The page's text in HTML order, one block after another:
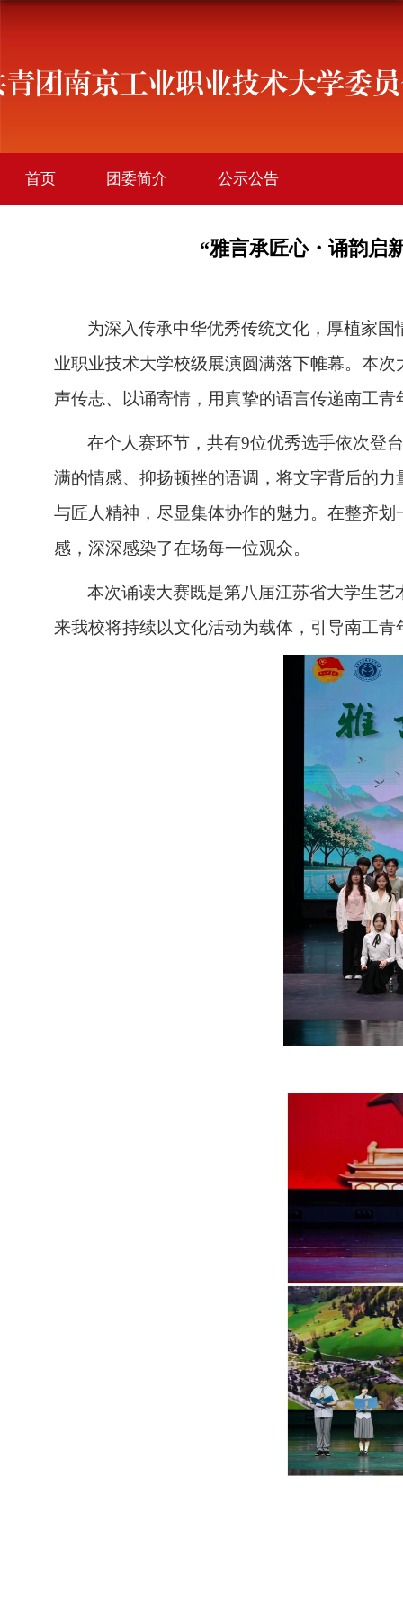
首页 团委简介 公示公告
“雅言承匠心・诵韵启
为深入传承中华优秀传统文化，厚植家
业职业技术大学校级展演圆满落下帷幕。本
声传志、以诵寄情，用真挚的语言传递南工青
在个人赛环节，共有9位优秀选手依次登
满的情感、抑扬顿挫的语调，将文字背后的
与匠人精神，尽显集体协作的魅力。在整齐
感，深深感染了在场每一位观众。
本次诵读大赛既是第八届江苏省大学生
来我校将持续以文化活动为载体，引导南工